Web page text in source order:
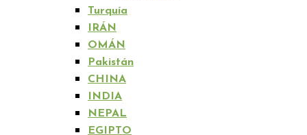
Turquía
IRÁN
OMÁN
Pakistán
CHINA
INDIA
NEPAL
EGIPTO